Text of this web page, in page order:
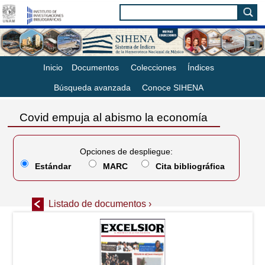
Inicio Documentos Colecciones Índices
Búsqueda avanzada Conoce SIHENA
Covid empuja al abismo la economía
Listado de documentos ›
Opciones de despliegue:
Estándar
MARC Cita bibliográfica